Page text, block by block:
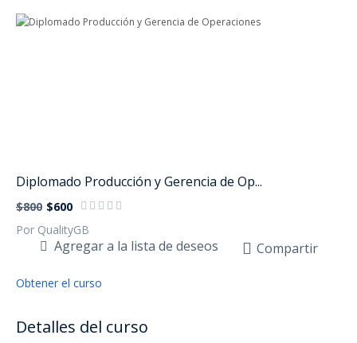
Diplomado Producción y Gerencia de Op...
$800 $600
Por QualityGB
Agregar a la lista de deseos Compartir
Obtener el curso
Detalles del curso